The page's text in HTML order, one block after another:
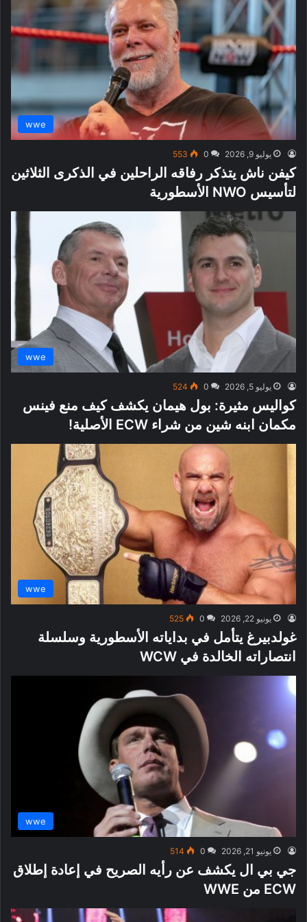
wwe
يوليو 9, 2026 0
553
كيفن ناش يتذكر رفاقه الراحلين في الذكرى الثلاثين
لتأسيس NWO الأسطورية
wwe
يوليو 5, 2026 0
524
كواليس مثيرة: بول هيمان يكشف كيف منع فينس
مكمان ابنه شين من شراء ECW الأصلية!
wwe
يونيو 22, 2026 0
525
غولدبيرغ يتأمل في بداياته الأسطورية وسلسلة
انتصاراته الخالدة في WCW
wwe
يونيو 21, 2026 0
514
جي بي ال يكشف عن رأيه الصريح في إعادة إطلاق
ECW من WWE